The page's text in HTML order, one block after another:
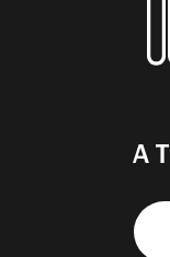
A
Insira
o